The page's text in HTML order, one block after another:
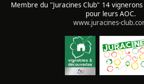
Membre du "Juracines Club" 14
pour leurs AOC.
www.juracines-